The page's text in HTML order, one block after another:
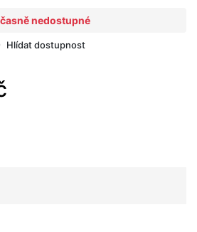
nedostupné
Hlídat dostupnost